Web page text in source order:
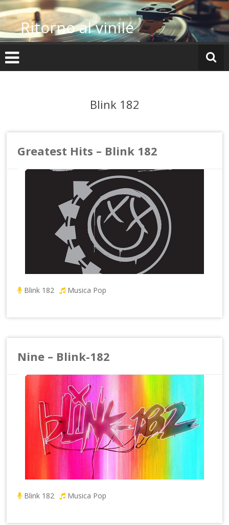
Vai
al
contenutoRitorno al vinile
Blink 182
Greatest Hits – Blink 182
Blink 182 Musica Pop
Nine – Blink-182
Blink 182 Musica Pop